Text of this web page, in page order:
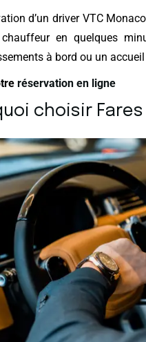
d’un driver VTC
en quelques
à bord ou un accueil
réservation en ligne
choisir